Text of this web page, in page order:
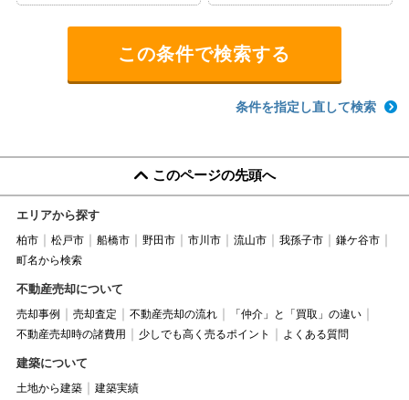
条件を指定し直して検索
このページの先頭へ
エリアから探す
柏市 松戸市 船橋市 野田市 市川市 流山市 我孫子市
鎌ケ谷市
町名から検索
不動産売却について
売却事例 売却査定 不動産売却の流れ
「仲介」と「買取」の違い
不動産売却時の諸費用
少しでも高く売るポイント よくある質問
建築について
土地から建築 建築実績